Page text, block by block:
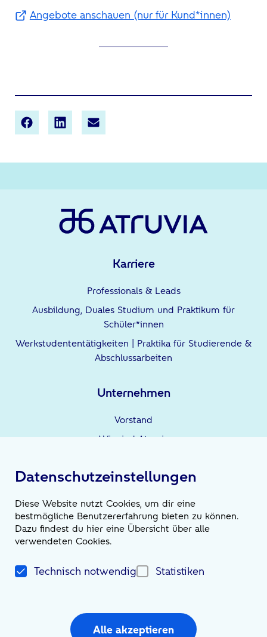
Datenschutzeinstellungen
Diese Website nutzt Cookies, um dir eine
bestmögliche Benutzererfahrung bieten zu können.
Dazu findest du hier eine Übersicht über alle
verwendeten Cookies.
Technisch notwendig Statistiken
Alle akzeptieren
Angebote anschauen (nur für Kund*innen)
Karriere
Professionals & Leads
Ausbildung, Duales Studium und Praktikum für
Schüler*innen
Werkstudententätigkeiten | Praktika für Studierende &
Abschlussarbeiten
Unternehmen
Vorstand
Wir sind Atruvia
Wir sind die Möglichmacher*innen